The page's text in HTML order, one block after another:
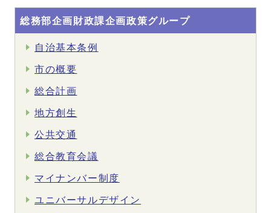
総務部企画財政課企画政策グループ
自治基本条例
市の概要
総合計画
地方創生
公共交通
総合教育会議
マイナンバー制度
ユニバーサルデザイン